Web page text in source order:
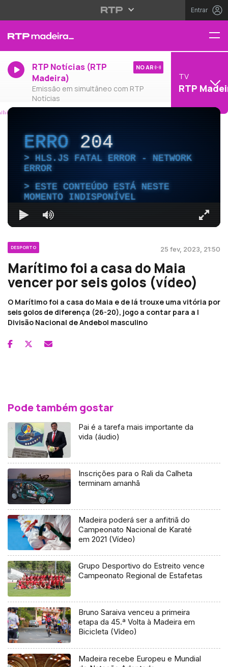
Entrar
RTP Notícias (RTP
Madeira)
Emissão em simultâneo com RTP
Notícias
NO AR
TV
RTP
ERRO204
HLS.JS FATAL ERROR - NETWORK
ERROR
ESTE CONTEÚDO ESTÁ NESTE
MOMENTO INDISPONÍVEL
DESPORTO 25 fev, 2023, 21:50
Marítimo foi a casa do Maia
vencer por seis golos (vídeo)
O Marítimo foi a casa do Maia e de lá trouxe uma vitória por
seis golos de diferença (26-20), jogo a contar para a I
Divisão Nacional de Andebol masculino
Pode também gostar
Pai é a tarefa mais importante da
vida (áudio)
Inscrições para o Rali da Calheta
terminam amanhã
Madeira poderá ser a anfitriã do
Campeonato Nacional de Karaté
em 2021 (Vídeo)
Grupo Desportivo do Estreito vence
Campeonato Regional de Estafetas
Bruno Saraiva venceu a primeira
etapa da 45.ª Volta à Madeira em
Bicicleta (Vídeo)
Madeira recebe Europeu e Mundial